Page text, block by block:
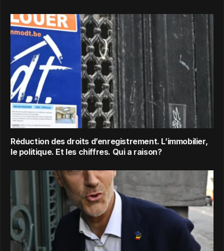
Réduction des droits d’enregistrement. L’immobilier,
le politique. Et les chiffres. Qui a raison?